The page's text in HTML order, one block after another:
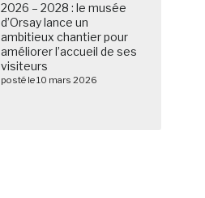
2026 – 2028 : le musée
d’Orsay lance un
ambitieux chantier pour
améliorer l’accueil de ses
visiteurs
posté le 10 mars 2026